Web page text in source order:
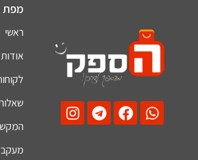
מפת
ראשי
אודות
מעקב